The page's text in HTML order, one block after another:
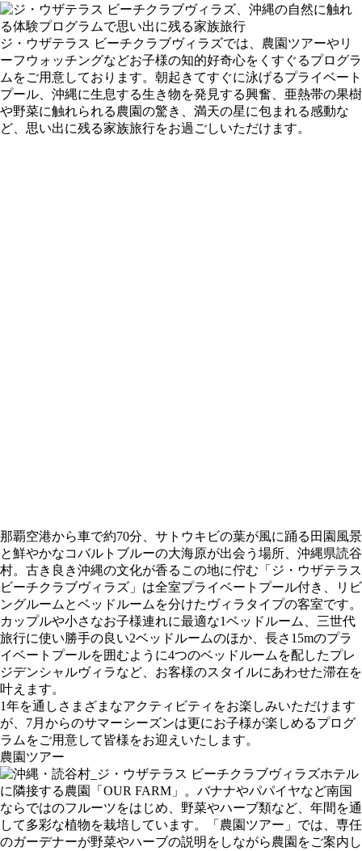
ジ・ウザテラス ビーチクラブヴィラズでは、農園ツアーやリ
ーフウォッチングなどお子様の知的好奇心をくすぐるプログラ
ムをご用意しております。朝起きてすぐに泳げるプライベート
プール、沖縄に生息する生き物を発見する興奮、亜熱帯の果樹
や野菜に触れられる農園の驚き、満天の星に包まれる感動な
ど、思い出に残る家族旅行をお過ごしいただけます。
那覇空港から車で約70分、サトウキビの葉が風に踊る田園風景
と鮮やかなコバルトブルーの大海原が出会う場所、沖縄県読谷
村。古き良き沖縄の文化が香るこの地に佇む「ジ・ウザテラス
ビーチクラブヴィラズ」は全室プライベートプール付き、リビ
ングルームとベッドルームを分けたヴィラタイプの客室です。
カップルや小さなお子様連れに最適な1ベッドルーム、三世代
旅行に使い勝手の良い2ベッドルームのほか、長さ15mのプラ
イベートプールを囲むように4つのベッドルームを配したプレ
ジデンシャルヴィラなど、お客様のスタイルにあわせた滞在を
叶えます。
1年を通しさまざまなアクティビティをお楽しみいただけます
が、7月からのサマーシーズンは更にお子様が楽しめるプログ
ラムをご用意して皆様をお迎えいたします。
農園ツアー
ホテル
に隣接する農園「OUR FARM」。バナナやパパイヤなど南国
ならではのフルーツをはじめ、野菜やハーブ類など、年間を通
して多彩な植物を栽培しています。「農園ツアー」では、専任
のガーデナーが野菜やハーブの説明をしながら農園をご案内し